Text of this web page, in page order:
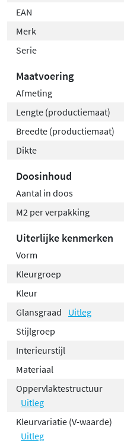
EAN
Merk
Serie
Maatvoering
Afmeting
Lengte (productiemaat)
Breedte (productiemaat)
Dikte
Doosinhoud
Aantal in doos
M2 per verpakking
Uiterlijke kenmerken
Vorm
Kleurgroep
Kleur
Glansgraad
Uitleg
Stijlgroep
Interieurstijl
Materiaal
Oppervlaktestructuur
Uitleg
Kleurvariatie (V-waarde)
Uitleg